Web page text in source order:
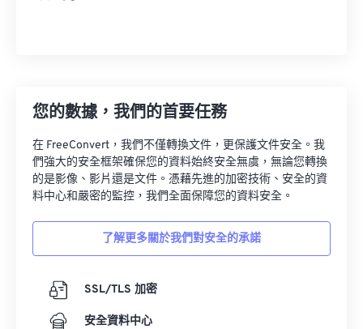
您的數據，我們的首要任務
在 FreeConvert，我們不僅轉換文件，更保護文件安全。我
們強大的安全框架確保您的資料始終安全無虞，無論您轉換
的是影像、影片還是文件。憑藉先進的加密技術、安全的資
料中心和嚴密的監控，我們全面保障您的資料安全。
了解更多關於我們對安全的承諾
SSL/TLS 加密
安全資料中心